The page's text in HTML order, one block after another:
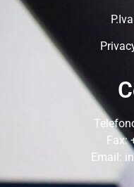
Fax:
Email: